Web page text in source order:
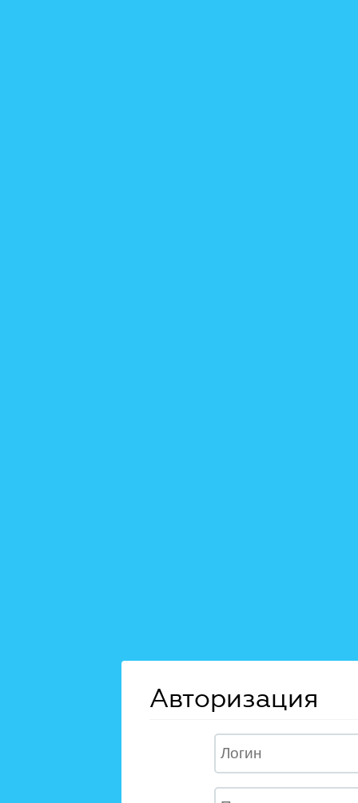
Авторизация